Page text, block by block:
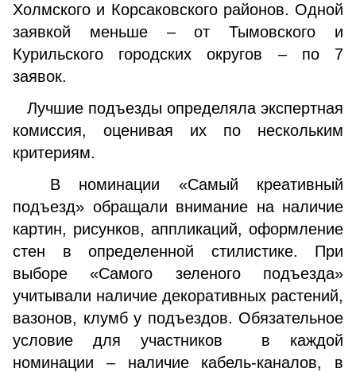
Холмского и Корсаковского районов. Одной
заявкой меньше – от Тымовского и
Курильского городских округов – по 7
заявок.
Лучшие подъезды определяла экспертная
комиссия, оценивая их по нескольким
критериям.
В номинации «Самый креативный
подъезд» обращали внимание на наличие
картин, рисунков, аппликаций, оформление
стен в определенной стилистике. При
выборе «Самого зеленого подъезда»
учитывали наличие декоративных растений,
вазонов, клумб у подъездов. Обязательное
условие для участников в каждой
номинации – наличие кабель-каналов, в